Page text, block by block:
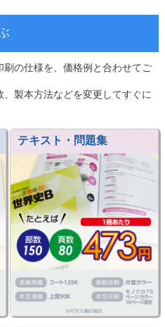
の仕様を、価格例と合わせてご
、製本方法などを変更してすぐに
テキスト・問題集